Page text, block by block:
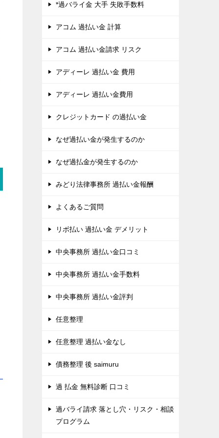
*過バライ金 大手 失敗手数料
アコム 過払い金 計算
アコム 過払い金請求 リスク
アディーレ 過払い金 費用
アディーレ 過払い金費用
クレジットカード の過払い金
なぜ過払い金が発生するのか
なぜ過払金が発生するのか
みどり法律事務所 過払い金報酬
よくあるご質問
リボ払い 過払い金 デメリット
中央事務所 過払い金口コミ
中央事務所 過払い金手数料
中央事務所 過払い金評判
任意整理
任意整理 過払い金なし
債務整理 後 saimuru
過 払金 無料診断 口コミ
過バライ請求 落とし穴・リスク・相談
プログラム